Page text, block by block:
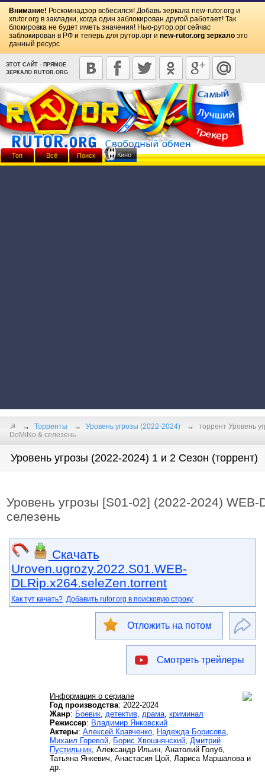
Внимание! Роскомнадзор всбесился! Добавь зеркала new-rutor.org и
xrutor.org в закладки, когда один заблокирован другой работает! Так
блокировка не будет иметь значения! Нью-рутор.орг сейчас
заблокирован в РФ и теперь для рутор.орг и new-rutor.org зеркало это
данный ресурс
ЭТОТ САЙТ - ПРЯМОЕ
ЗЕРКАЛО RUTOR.ORG
☭ Торренты Уровень угрозы (2022-2024)
торрент Уровень
DoMiNo & селезень
Уровень угрозы (2022-2024) 1 и 2 Сезон (торрент)
Уровень угрозы [S01-02] (2022-2024) WEB-
селезень
Скачать
Uroven.ugrozy.2022.S01.WEB-
DLRip.x264.seleZen.torrent
Как тут качать? Добавить rutor.org в поисковую строку
Отложить на потом
Смотреть трейлеры
Информация о сериале
Год производства: 2022-2024
Жанр: Боевик, детектив, драма, криминал
Режиссер: Владимир Янковский
Актеры: Алексей Кравченко, Надежда Борисова,
Михаил Горевой, Борис Хвошнянский, Дмитрий
Пустильник, Александр Ильин, Анатолий Голуб,
Татьяна Янкевич, Анастасия Цой, Лариса Маршалова и
др.